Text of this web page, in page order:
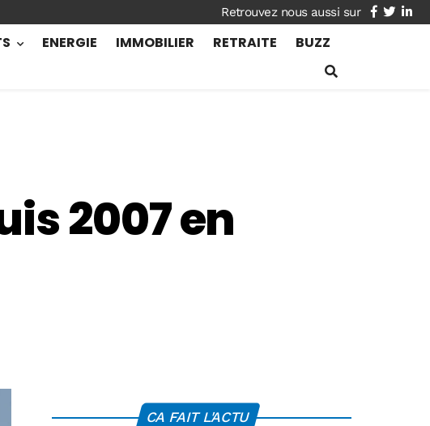
facebook
twitter
ENERGIE IMMOBILIER RETRAITE BUZZ
2007 en
CA FAIT L'ACTU